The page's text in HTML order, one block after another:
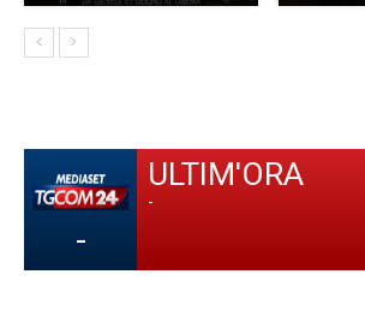
-
ULTIM'ORA
-